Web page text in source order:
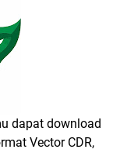
dapat download
Vector CDR,